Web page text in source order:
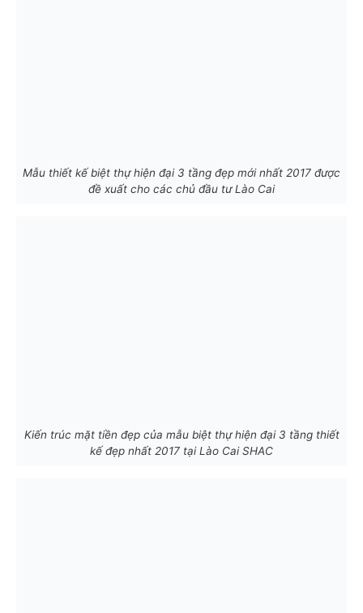
Mẫu thiết kế biệt thự hiện đại 3 tầng đẹp mới nhất 2017 được
đề xuất cho các chủ đầu tư Lào Cai
Kiến trúc mặt tiền đẹp của mẫu biệt thự hiện đại 3 tầng thiết
kế đẹp nhất 2017 tại Lào Cai SHAC